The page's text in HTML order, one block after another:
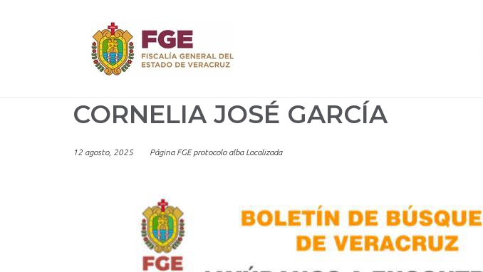
CORNELIA JOSÉ GARCÍA
12 agosto, 2025 Página FGE protocolo alba Localizada